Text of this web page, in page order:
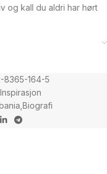
og kall du aldri har hørt
8365-164-5
Inspirasjon